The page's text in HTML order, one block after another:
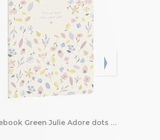
Notebook Green Julie Adore dots Ma Nature 15 x 21 cm